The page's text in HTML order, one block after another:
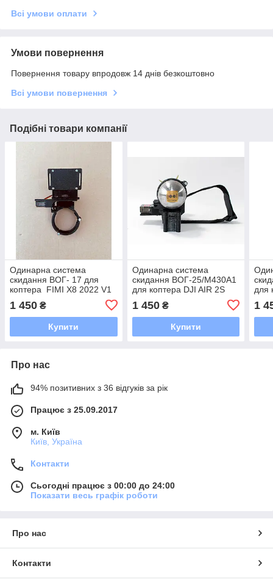
Всі умови оплати
Умови повернення
Повернення товару впродовж 14 днів безкоштовно
Всі умови повернення
Подібні товари компанії
Одинарна система
скидання ВОГ- 17 для
коптера FIMI X8 2022 V1
1 450 ₴
Купити
Одинарна cистема
скидання ВОГ-25/M430A1
для коптера DJI AIR 2S
1 450₴
Купити
для
1
Про нас
94% позитивних з 36 відгуків за рік
Працює з 25.09.2017
м. Київ
Київ, Україна
Контакти
Сьогодні працює з 00:00 до 24:00
Показати весь графік роботи
Про нас
Контакти